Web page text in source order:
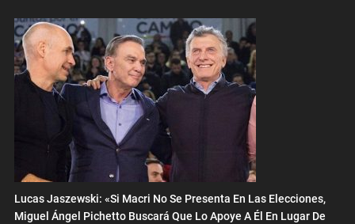
Lucas Jaszewski: «Si Macri No Se Presenta En Las Elecciones,
Miguel Ángel Pichetto Buscará Que Lo Apoye A Él En Lugar De